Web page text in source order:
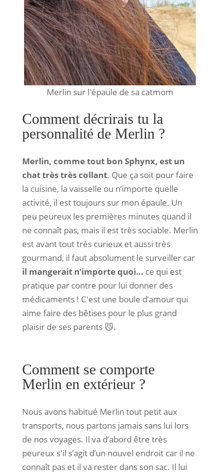
Merlin sur l'épaule de sa catmom
Comment décrirais tu la
personnalité de Merlin ?
Merlin, comme tout bon Sphynx, est un
chat très très collant. Que ça soit pour faire
la cuisine, la vaisselle ou n’importe quelle
activité, il est toujours sur mon épaule. Un
peu peureux les premières minutes quand il
ne connaît pas, mais il est très sociable. Merlin
est avant tout très curieux et aussi très
gourmand, il faut absolument le surveiller car
il mangerait n’importe quoi... ce qui est
pratique par contre pour lui donner des
médicaments ! C'est une boule d’amour qui
aime faire des bêtises pour le plus grand
plaisir de ses parents 😼.
Comment se comporte
Merlin en extérieur ?
Nous avons habitué Merlin tout petit aux
transports, nous partons jamais sans lui lors
de nos voyages. Il va d’abord être très
peureux s'il s’agit d’un nouvel endroit car il ne
connaît pas et il va rester dans son sac. Il lui